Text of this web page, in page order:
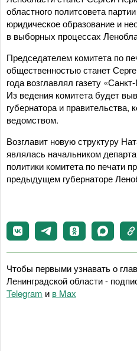
областного политсовета
юридическое образование и
в выборных процессах
Председателем комитета по
общественностью станет
года возглавлял газету
Из ведения комитета будет
губернатора и правительства,
ведомством.
Возглавит новую структуру
являлась начальником
политики комитета по печати
предыдущем губернаторе
Чтобы первыми узнавать о
Ленинградской области -
Telegram и в Maх